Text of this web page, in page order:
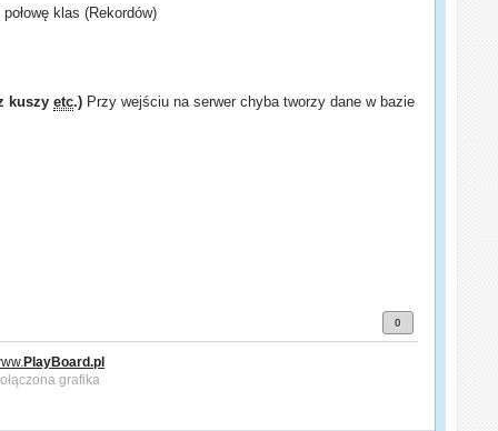
klas (Rekordów)
kuszyetc.) Przy wejściu na serwer chyba tworzy dane w bazie
0
PlayBoard.pl